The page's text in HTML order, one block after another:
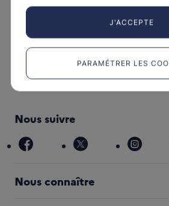
L'Institut national du cancer est
sanitaire et scientifique en
Découvrir l’Institut arrow_forward
Nous suivre
facebook x
Nous connaître
J'ACCEPTE
PARAMÉTRER LES